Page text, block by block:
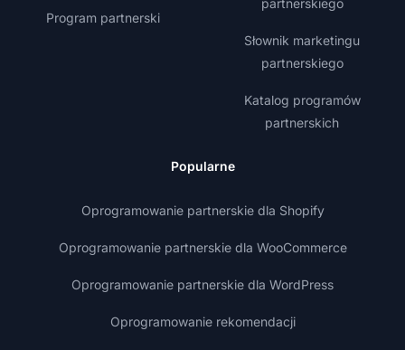
Program partnerski
partnerskiego
Słownik marketingu
partnerskiego
Katalog programów
partnerskich
Popularne
Oprogramowanie partnerskie dla Shopify
Oprogramowanie partnerskie dla WooCommerce
Oprogramowanie partnerskie dla WordPress
Oprogramowanie rekomendacji